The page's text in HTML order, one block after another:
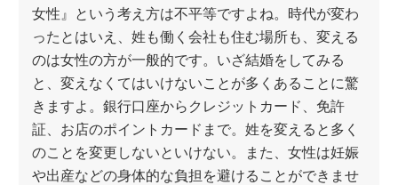
女性』という考え方は不平等ですよね。時代が変わ
ったとはいえ、姓も働く会社も住む場所も、変える
のは女性の方が一般的です。いざ結婚をしてみる
と、変えなくてはいけないことが多くあることに驚
きますよ。銀行口座からクレジットカード、免許
証、お店のポイントカードまで。姓を変えると多く
のことを変更しないといけない。また、女性は妊娠
や出産などの身体的な負担を避けることができませ